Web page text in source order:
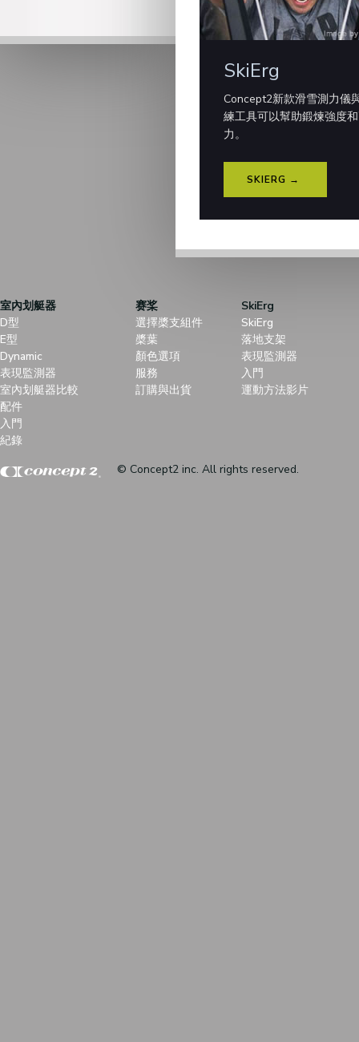
SkiErg
Concept2新款滑雪測力儀
練工具可以幫助鍛煉強度
力。
SKIERG →
室內划艇器
D型
E型
Dynamic
表現監測器
室內划艇器比較
配件
入門
紀錄
赛桨
選擇槳支組件
槳葉
顏色選項
服務
訂購與出貨
SkiErg
SkiErg
落地支架
表現監測器
入門
運動方法影片
© Concept2 inc. All rights reserved.